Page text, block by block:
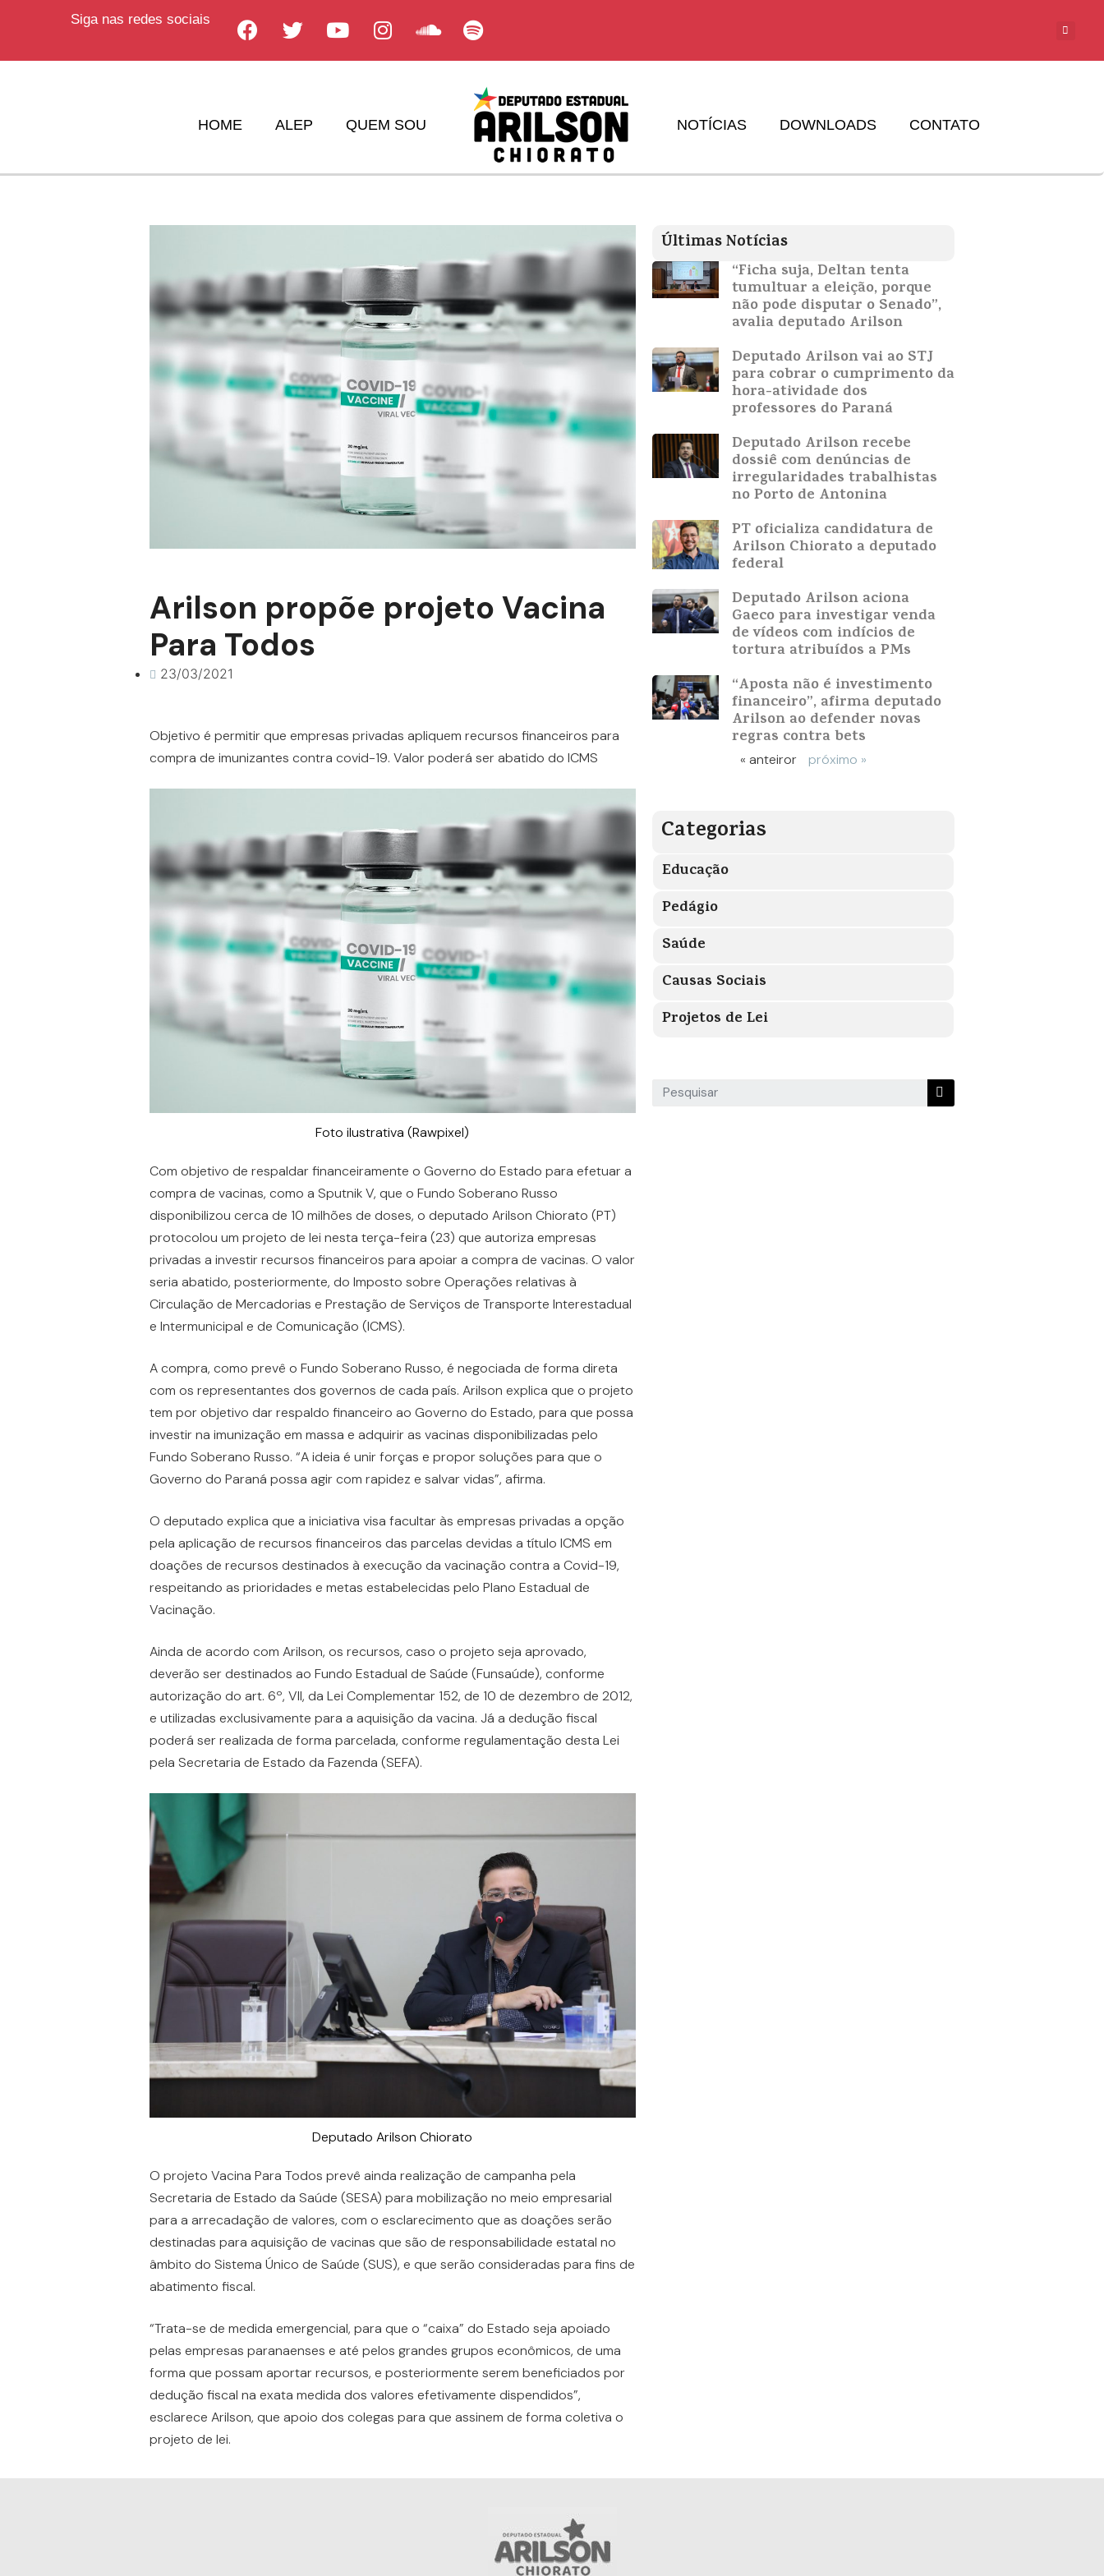
Siga nas redes sociais
HOME ALEP QUEM SOU NOTÍCIAS DOWNLOADS CONTATO
Arilson propõe projeto Vacina
Para Todos
23/03/2021
Objetivo é permitir que empresas privadas apliquem recursos financeiros para
compra de imunizantes contra covid-19. Valor poderá ser abatido do ICMS
Foto ilustrativa (Rawpixel)
Com objetivo de respaldar financeiramente o Governo do Estado para efetuar a
compra de vacinas, como a Sputnik V, que o Fundo Soberano Russo
disponibilizou cerca de 10 milhões de doses, o deputado Arilson Chiorato (PT)
protocolou um projeto de lei nesta terça-feira (23) que autoriza empresas
privadas a investir recursos financeiros para apoiar a compra de vacinas. O valor
seria abatido, posteriormente, do Imposto sobre Operações relativas à
Circulação de Mercadorias e Prestação de Serviços de Transporte Interestadual
e Intermunicipal e de Comunicação (ICMS).
A compra, como prevê o Fundo Soberano Russo, é negociada de forma direta
com os representantes dos governos de cada país. Arilson explica que o projeto
tem por objetivo dar respaldo financeiro ao Governo do Estado, para que possa
investir na imunização em massa e adquirir as vacinas disponibilizadas pelo
Fundo Soberano Russo. “A ideia é unir forças e propor soluções para que o
Governo do Paraná possa agir com rapidez e salvar vidas”, afirma.
O deputado explica que a iniciativa visa facultar às empresas privadas a opção
pela aplicação de recursos financeiros das parcelas devidas a título ICMS em
doações de recursos destinados à execução da vacinação contra a Covid-19,
respeitando as prioridades e metas estabelecidas pelo Plano Estadual de
Vacinação.
Ainda de acordo com Arilson, os recursos, caso o projeto seja aprovado,
deverão ser destinados ao Fundo Estadual de Saúde (Funsaúde), conforme
autorização do art. 6º, VII, da Lei Complementar 152, de 10 de dezembro de 2012,
e utilizadas exclusivamente para a aquisição da vacina. Já a dedução fiscal
poderá ser realizada de forma parcelada, conforme regulamentação desta Lei
pela Secretaria de Estado da Fazenda (SEFA).
Deputado Arilson Chiorato
O projeto Vacina Para Todos prevê ainda realização de campanha pela
Secretaria de Estado da Saúde (SESA) para mobilização no meio empresarial
para a arrecadação de valores, com o esclarecimento que as doações serão
destinadas para aquisição de vacinas que são de responsabilidade estatal no
âmbito do Sistema Único de Saúde (SUS), e que serão consideradas para fins de
abatimento fiscal.
“Trata-se de medida emergencial, para que o “caixa” do Estado seja apoiado
pelas empresas paranaenses e até pelos grandes grupos econômicos, de uma
forma que possam aportar recursos, e posteriormente serem beneficiados por
dedução fiscal na exata medida dos valores efetivamente dispendidos”,
esclarece Arilson, que apoio dos colegas para que assinem de forma coletiva o
projeto de lei.
Últimas Notícias
“Ficha suja, Deltan tenta
tumultuar a eleição, porque
não pode disputar o Senado”,
avalia deputado Arilson
Deputado Arilson vai ao STJ
para cobrar o cumprimento da
hora-atividade dos
professores do Paraná
Deputado Arilson recebe
dossiê com denúncias de
irregularidades trabalhistas
no Porto de Antonina
PT oficializa candidatura de
Arilson Chiorato a deputado
federal
Deputado Arilson aciona
Gaeco para investigar venda
de vídeos com indícios de
tortura atribuídos a PMs
“Aposta não é investimento
financeiro”, afirma deputado
Arilson ao defender novas
regras contra bets
« anteiror próximo »
Categorias
Educação
Pedágio
Saúde
Causas Sociais
Projetos de Lei